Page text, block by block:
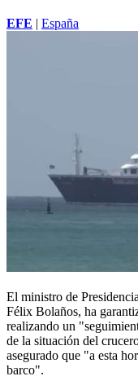
EFE España
El ministro de
Félix Bolaños, ha
realizando un
de la situación del
asegurado que "a esta
barco".